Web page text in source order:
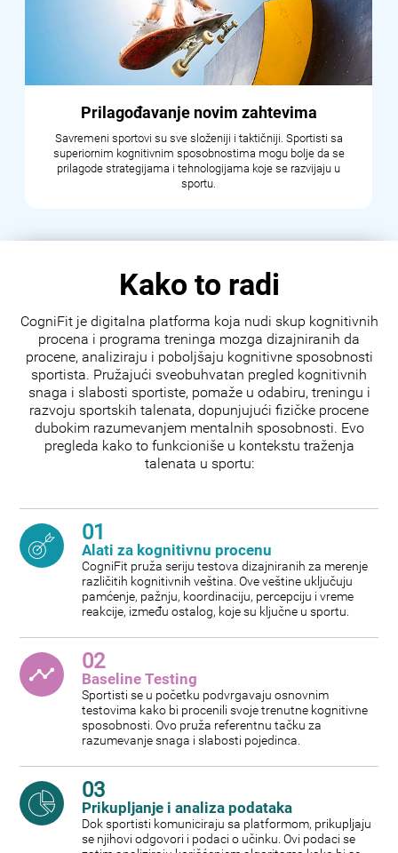
Prilagođavanje novim zahtevima
Savremeni sportovi su sve složeniji i taktičniji. Sportisti sa
superiornim kognitivnim sposobnostima mogu bolje da se
prilagode strategijama i tehnologijama koje se razvijaju u
sportu.
Kako to radi
CogniFit je digitalna platforma koja nudi skup kognitivnih
procena i programa treninga mozga dizajniranih da
procene, analiziraju i poboljšaju kognitivne sposobnosti
sportista. Pružajući sveobuhvatan pregled kognitivnih
snaga i slabosti sportiste, pomaže u odabiru, treningu i
razvoju sportskih talenata, dopunjujući fizičke procene
dubokim razumevanjem mentalnih sposobnosti. Evo
pregleda kako to funkcioniše u kontekstu traženja
talenata u sportu:
01
Alati za kognitivnu procenu
CogniFit pruža seriju testova dizajniranih za merenje
različitih kognitivnih veština. Ove veštine uključuju
pamćenje, pažnju, koordinaciju, percepciju i vreme
reakcije, između ostalog, koje su ključne u sportu.
02
Baseline Testing
Sportisti se u početku podvrgavaju osnovnim
testovima kako bi procenili svoje trenutne kognitivne
sposobnosti. Ovo pruža referentnu tačku za
razumevanje snaga i slabosti pojedinca.
03
Prikupljanje i analiza podataka
Dok sportisti komuniciraju sa platformom, prikupljaju
se njihovi odgovori i podaci o učinku. Ovi podaci se